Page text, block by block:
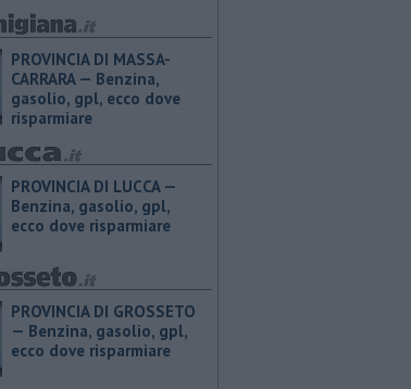
PROVINCIA DI MASSA-
CARRARA — ​Benzina,
gasolio, gpl, ecco dove
risparmiare
PROVINCIA DI LUCCA — ​
Benzina, gasolio, gpl,
ecco dove risparmiare
PROVINCIA DI GROSSETO
— ​Benzina, gasolio, gpl,
ecco dove risparmiare